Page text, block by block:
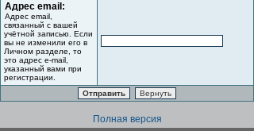
Адрес email:
Адрес email,
связанный с вашей
учётной записью. Если
вы не изменили его в
Личном разделе, то
это адрес e-mail,
указанный вами при
регистрации.
Полная версия